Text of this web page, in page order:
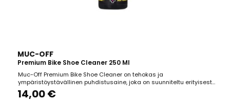
MUC-OFF
Premium Bike Shoe Cleaner 250 Ml
Muc-Off Premium Bike Shoe Cleaner on tehokas ja
ympäristöystävällinen puhdistusaine, joka on suunniteltu erityisesti
pyöräilykenkien ulkopintojen puhdistamiseen. Sen biohajoava,
vesipohjainen koostumus poistaa tehokkaasti lian, mudan ja hajut
14,00 €